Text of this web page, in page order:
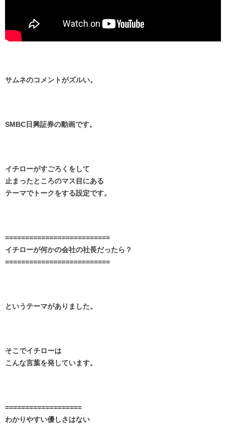
サムネのコメントがズルい。
SMBC日興証券の動画です。
イチローがすごろくをして
止まったところのマス目にある
テーマでトークをする設定です。
==========================
イチローが何かの会社の社長だったら？
==========================
というテーマがありました。
そこでイチローは
こんな言葉を発しています。
===================
わかりやすい優しさはない